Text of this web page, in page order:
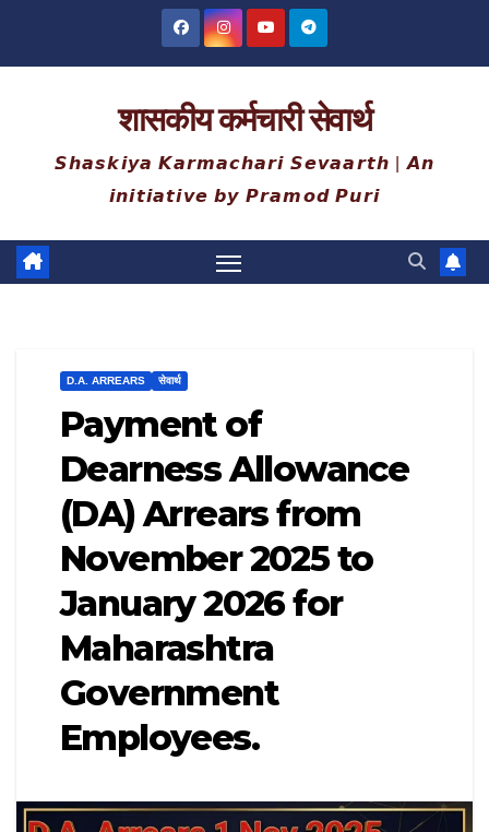
शासकीय कर्मचारी सेवार्थ
𝙎𝙝𝙖𝙨𝙠𝙞𝙮𝙖 𝙆𝙖𝙧𝙢𝙖𝙘𝙝𝙖𝙧𝙞 𝙎𝙚𝙫𝙖𝙖𝙧𝙩𝙝 | 𝘼𝙣
𝙞𝙣𝙞𝙩𝙞𝙖𝙩𝙞𝙫𝙚 𝙗𝙮 𝙋𝙧𝙖𝙢𝙤𝙙 𝙋𝙪𝙧𝙞
D.A. ARREARS सेवार्थ
Payment of
Dearness Allowance
(DA) Arrears from
November 2025 to
January 2026 for
Maharashtra
Government
Employees.